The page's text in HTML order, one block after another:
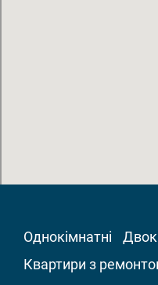
Однокімнатні
Квартири з